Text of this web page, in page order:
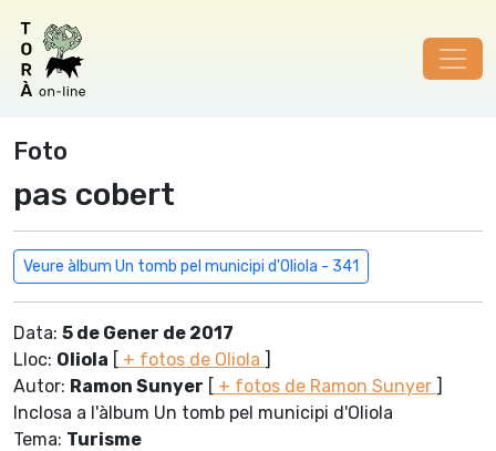
Foto
pas cobert
Veure àlbum Un tomb pel municipi d'Oliola - 341
Data: 5 de Gener de 2017
Lloc: Oliola [ + fotos de Oliola ]
Autor: Ramon Sunyer [ + fotos de Ramon Sunyer ]
Inclosa a l'àlbum Un tomb pel municipi d'Oliola
Tema: Turisme